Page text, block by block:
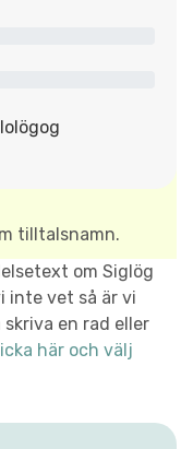
tilltalsnamn.
om Siglög
inte vet så är vi
en rad eller
här och välj